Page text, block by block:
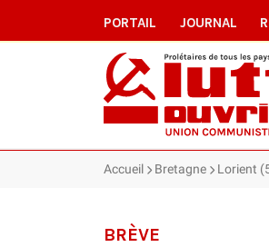
PORTAIL JOURNAL
Accueil Bretagne Lorient
BRÈVE